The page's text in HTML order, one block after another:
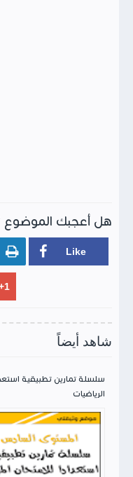
هل أعجبك الموضوع

شاهد أيضاً
سلسلة تمارين تطبيقية
الرياضيات